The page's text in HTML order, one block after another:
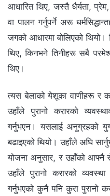
आधारित थिए, जस्तै धैर्यता,
वा पालन गर्नुपर्ने अरू
जगको आधारमा बोलिएको थियो।
थिए, किनभने तिनीहरू सबै
थिए।
त्यस बेलाको येशूका वाणीहरू र
उहाँले पुरानो करारको
गर्नुभएन। यसलाई अनुग्रहको
बढाइएको थियो। उहाँले अघि
योजना अनुसार, र उहाँको आफ्‍नै
उहाँले पुरानो करारको
गर्नुभएको कुनै पनि कुरा पुरानो